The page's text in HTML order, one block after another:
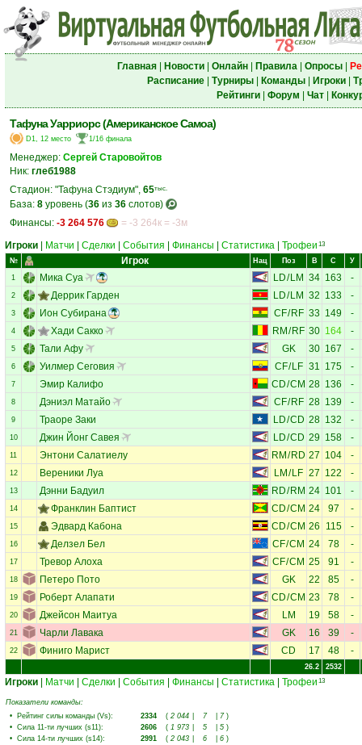
Главная| Новости| Онлайн| Правила| Опросы|
Расписание| Турниры| Команды| Игроки|
Рейтинги| Форум Чат|
Тафуна Уарриорс (Американское Самоа)
D1, 12 место 1/16 финала
Менеджер: Сергей Старовойтов
Ник: глеб1988
Стадион: "Тафуна Стэдиум", 65тыс.
База: 8 уровень (36 из 36 слотов)
Финансы: -3 264 576
= -3 264к = -3м
Игроки
Матчи Сделки События Финансы Статистика Трофеи 13
№ Игрок Нац Поз В С У
1 Мика Суа LD/ LM 34 163 -
2 Деррик Гарден LD/ LM 32 133 -
3 Ион Субирана CF/RF 33 149 -
4 Хади Сакко RM / RF 30 164 -
5 Тали Афу GK 30 167 -
6 Уилмер Сеговия CF/LF 31 175 -
7 Эмир Калифо CD/CM 28 136 -
8 Дэниэл Матайо CF/RF 28 139 -
9 Траоре Заки LD/CD 28 132 -
10 Джин Йонг Савея LD/CD 29 158 -
11 Энтони Салатиелу RM / RD 27 104 -
12 Вереники Луа LM / LF 27 122 -
13 Дэнни Бадуил RD/ RM 24 101 -
14 Франклин Баптист CD/CM 24 97 -
15 Эдвард Кабона CD/CM 26 115 -
16 Делзел Бел CF/CM 24 78 -
17 Тревор Алоха CF/CM 25 91 -
18 Петеро Пото GK 22 85 -
19 Роберт Алапати CD/CM 23 78 -
20 Джейсон Маитуа LM 19 58 -
21 Чарли Лавака GK 16 39 -
22 Финиго Марист CD 17 48 -
26.2 2532
Игроки Матчи Сделки События Финансы Статистика Трофеи 13
Показатели команды:
• Рейтинг силы команды (Vs): 2334 ( 2 044 7 7)
• Сила 11-ти лучших (s11): 2606 ( 1 973 5 5 )
• Сила 14-ти лучших (s14): 2991 ( 2 043 6 6 )